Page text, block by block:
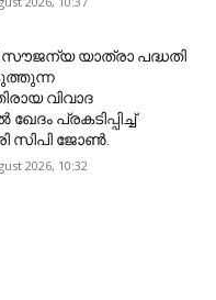
സൗജന്യ യാത്രാ പദ്ധതി
വിവാദ
പ്രകടിപ്പിച്ച്
സിപി ജോൺ.
2026, 10:32